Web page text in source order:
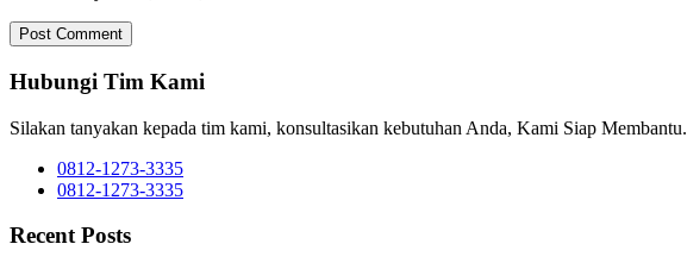
Hubungi Tim Kami
Silakan tanyakan kepada tim kami, konsultasikan kebutuhan Anda, Kami Siap Membantu.
0812-1273-3335
0812-1273-3335
Recent Posts